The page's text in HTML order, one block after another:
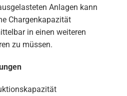
Anlagen kann
Chargenkapazität
in einen weiteren
zu müssen.